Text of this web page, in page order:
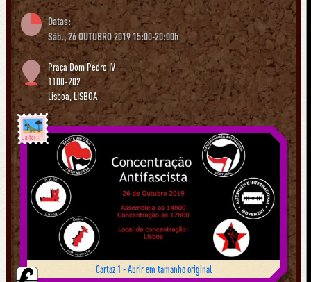
Datas:
Sáb., 26 OUTUBRO 2019 15:00-20:00h
Praça Dom Pedro IV
1100-202
Lisboa,LISBOA
Já foi
Cartaz 1 - Abrir em tamanho original